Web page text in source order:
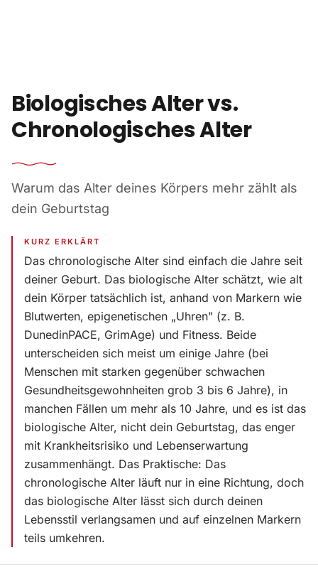
Biologisches Alter vs.
Chronologisches Alter
Warum das Alter deines Körpers mehr zählt als
dein Geburtstag
KURZ ERKLÄRT
Das chronologische Alter sind einfach die Jahre seit
deiner Geburt. Das biologische Alter schätzt, wie alt
dein Körper tatsächlich ist, anhand von Markern wie
Blutwerten, epigenetischen „Uhren" (z. B.
DunedinPACE, GrimAge) und Fitness. Beide
unterscheiden sich meist um einige Jahre (bei
Menschen mit starken gegenüber schwachen
Gesundheitsgewohnheiten grob 3 bis 6 Jahre), in
manchen Fällen um mehr als 10 Jahre, und es ist das
biologische Alter, nicht dein Geburtstag, das enger
mit Krankheitsrisiko und Lebenserwartung
zusammenhängt. Das Praktische: Das
chronologische Alter läuft nur in eine Richtung, doch
das biologische Alter lässt sich durch deinen
Lebensstil verlangsamen und auf einzelnen Markern
teils umkehren.